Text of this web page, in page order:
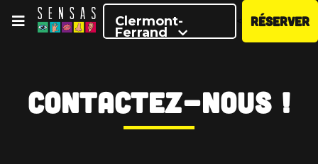
Clermont-
Ferrand
RÉSERVER
Contactez-nous !